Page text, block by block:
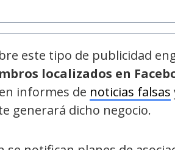
este tipo de publicidad
localizados en
informes de noticias falsas
generará dicho negocio.